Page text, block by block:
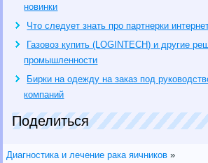
новинки
Что следует знать про партнерки
Газовоз купить (LOGINTECH) и другие
промышленности
Бирки на одежду на заказ под
компаний
Поделиться
Диагностика и лечение рака яичников »